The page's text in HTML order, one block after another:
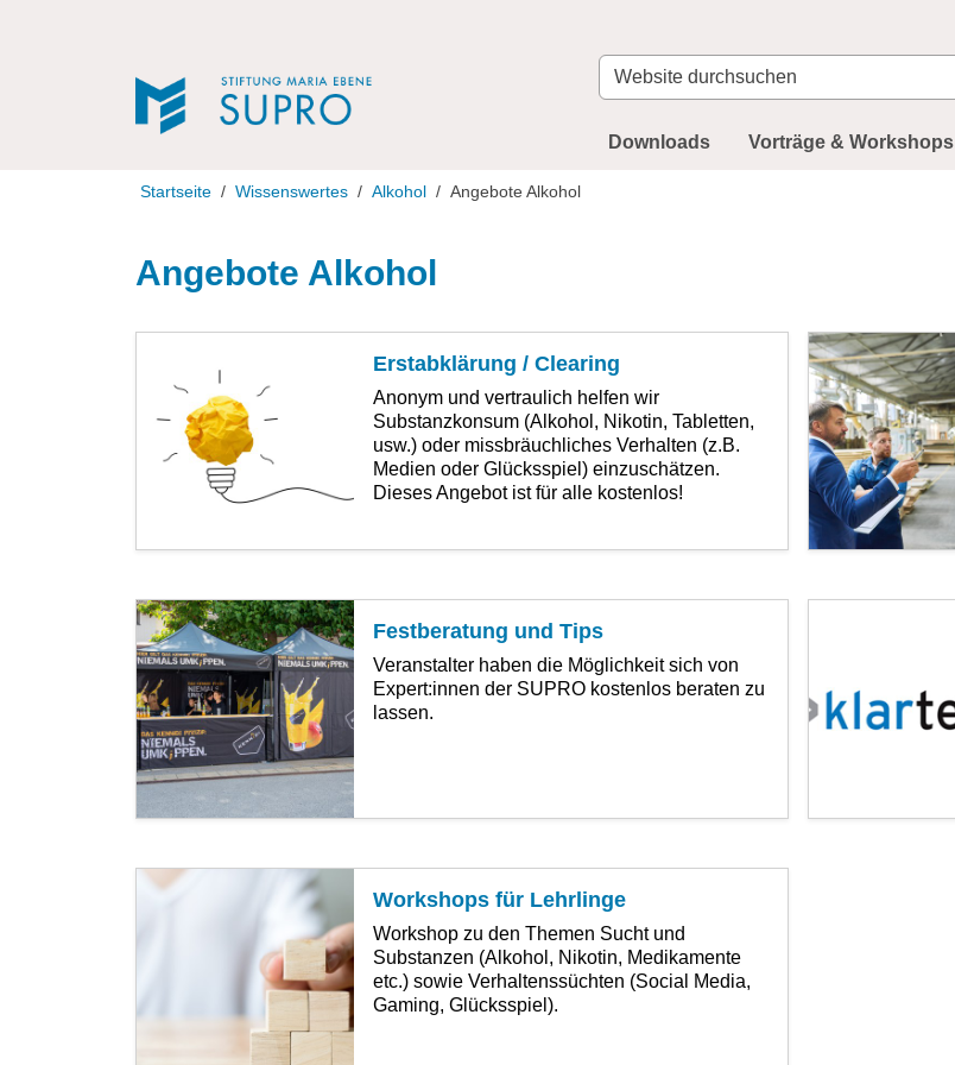
Website
durchsuchen
Downloads Vorträge & Workshops
Startseite Wissenswertes Alkohol Angebote Alkohol
Angebote Alkohol
Erstabklärung / Clearing
Anonym und vertraulich helfen wir
Substanzkonsum (Alkohol, Nikotin, Tabletten,
usw.) oder missbräuchliches Verhalten (z.B.
Medien oder Glücksspiel) einzuschätzen.
Dieses Angebot ist für alle kostenlos!
Festberatung und Tips
Veranstalter haben die Möglichkeit sich von
Expert:innen der SUPRO kostenlos beraten zu
lassen.
Workshops für Lehrlinge
Workshop zu den Themen Sucht und
Substanzen (Alkohol, Nikotin, Medikamente
etc.) sowie Verhaltenssüchten (Social Media,
Gaming, Glücksspiel).